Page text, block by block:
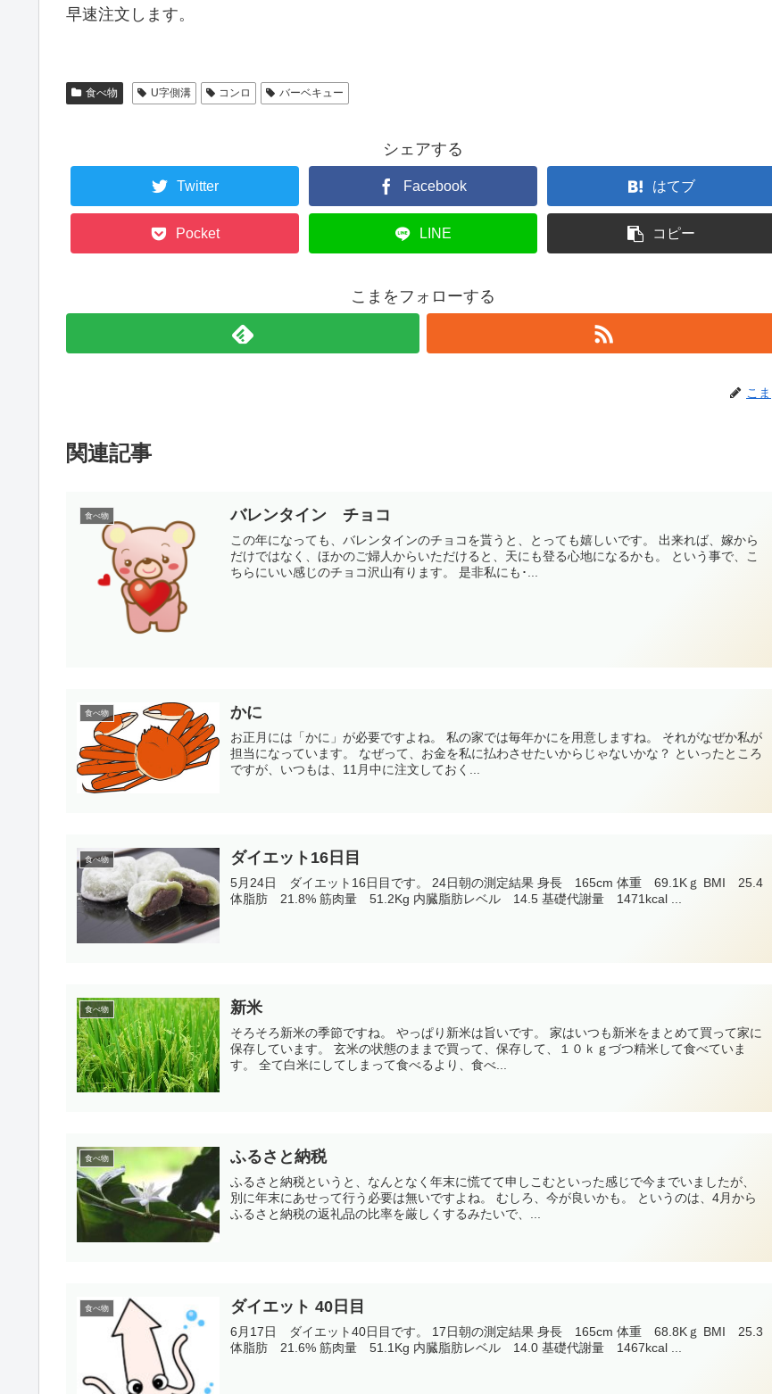
早速注文します。
食べ物 U字側溝 コンロ バーベキュー
シェアする
Twitter Facebook はてブ
Pocket LINE コピー
こまをフォローする
こま
関連記事
食べ物 バレンタイン チョコ
この年になっても、バレンタインのチョコを貰うと、とっても嬉しいです。 出来れば、嫁から
だけではなく、ほかのご婦人からいただけると、天にも登る心地になるかも。 という事で、こ
ちらにいい感じのチョコ沢山有ります。 是非私にも･...
食べ物 かに
お正月には「かに」が必要ですよね。 私の家では毎年かにを用意しますね。 それがなぜか私が
担当になっています。 なぜって、お金を私に払わさせたいからじゃないかな？ といったところ
ですが、いつもは、11月中に注文しておく...
食べ物 ダイエット16日目
5月24日 ダイエット16日目です。 24日朝の測定結果 身長 165cm 体重 69.1Kｇ BMI 25.4
体脂肪 21.8% 筋肉量 51.2Kg 内臓脂肪レベル 14.5 基礎代謝量 1471kcal ...
食べ物 新米
そろそろ新米の季節ですね。 やっぱり新米は旨いです。 家はいつも新米をまとめて買って家に
保存しています。 玄米の状態のままで買って、保存して、１０ｋｇづつ精米して食べていま
す。 全て白米にしてしまって食べるより、食べ...
食べ物 ふるさと納税
ふるさと納税というと、なんとなく年末に慌てて申しこむといった感じで今までいましたが、
別に年末にあせって行う必要は無いですよね。 むしろ、今が良いかも。 というのは、4月から
ふるさと納税の返礼品の比率を厳しくするみたいで、...
食べ物 ダイエット 40日目
6月17日 ダイエット40日目です。 17日朝の測定結果 身長 165cm 体重 68.8Kｇ BMI 25.3
体脂肪 21.6% 筋肉量 51.1Kg 内臓脂肪レベル 14.0 基礎代謝量 1467kcal ...